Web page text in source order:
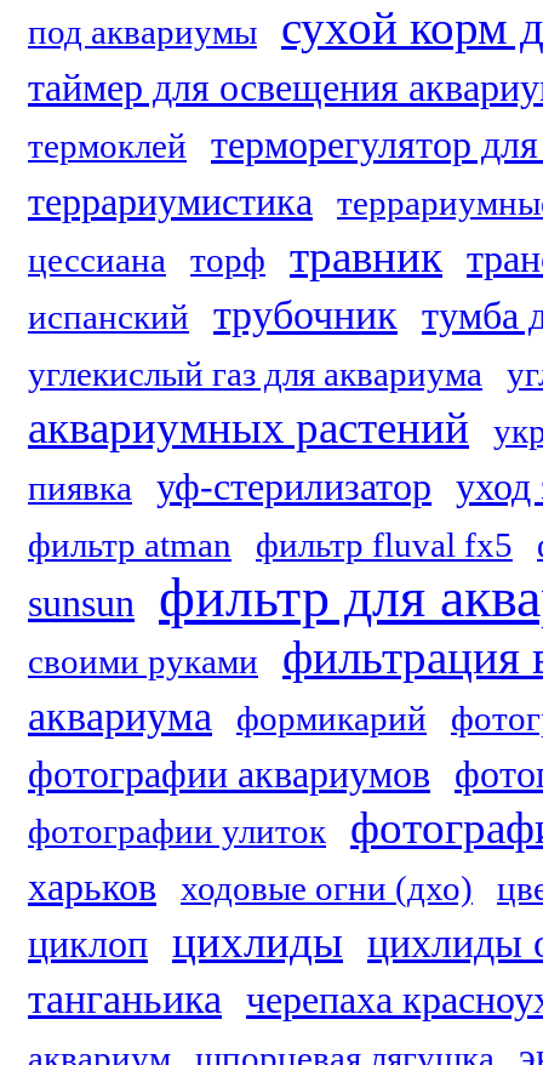
под аквариумы
сухой корм
таймер для освещения
термоклей
терморегулятор
террариумистика
цессиана
торф травник
испанский трубочник тумба
углекислый газ для аквариума
аквариумных растений
пиявка
уф-стерилизатор уход
фильтр atman фильтр fluval fx5
sunsun фильтр для
своими руками фильтрация
аквариума формикарий
фотографии аквариумов
фотографии улиток
харьков ходовые огни (дхо)
циклоп цихлиды цихлиды
танганьика
черепаха